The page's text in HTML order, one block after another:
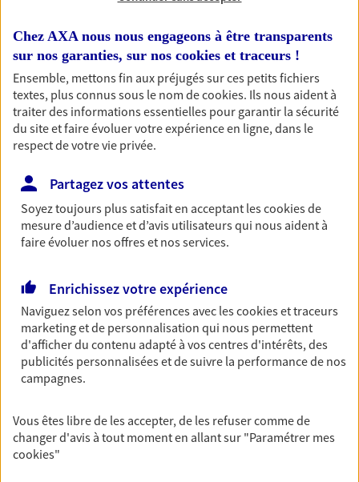
1 résultat correspond à votre
recherche
Passer les
résultats
Alan Vailler
69330 Jons
06 85 57 09 96
VOIR NOTRE SITE WEB
Chez AXA nous nous engageons à être transparents
sur nos garanties, sur nos cookies et traceurs !
Ensemble, mettons fin aux préjugés sur ces petits fichiers
textes, plus connus sous le nom decookies. Ils nous aident à
traiter des informations essentielles pour garantir la sécurité
du site et faire évoluer votre expérience en ligne, dans le
respect de votre vie privée.
Partagez vos attentes
Soyez toujours plus satisfait en acceptant lescookiesde
mesure d’audience et d’avis utilisateurs qui nous aident à
faire évoluer nos offres et nos services.
Enrichissez votre expérience
Naviguez selon vos préférences avec lescookies et traceurs
marketing et de personnalisation qui nous permettent
d'afficher du contenu adapté à vos centres d'intérêts, des
publicités personnalisées et de suivre la performance de nos
campagnes.
Vous êtes libre de les accepter, de les refuser comme de
changer d'avis à tout moment en allant sur "Paramétrer mes
cookies"